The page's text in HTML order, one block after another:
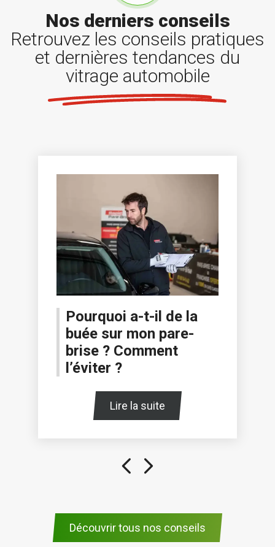
Nos derniers conseils
Retrouvez les conseils pratiques
et dernières tendances du
vitrage automobile
Pourquoi a-t-il de la
buée sur mon pare-
brise ? Comment
l’éviter ?
Lire la suite
Découvrir tous nos conseils